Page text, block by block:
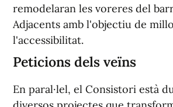
remodelaran les voreres del
Adjacents amb l'objectiu de
l'accessibilitat.
Peticions dels veïns
En paral·lel, el Consistori està